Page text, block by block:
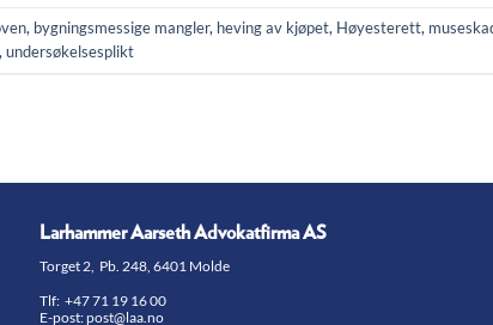
, bygningsmessige mangler, heving av kjøpet, Høyesterett,
, undersøkelsesplikt
Larhammer Aarseth Advokatfirma AS
Torget 2, Pb. 248, 6401 Molde
Tlf: +47 71 19 16 00
E-post:post@laa.no